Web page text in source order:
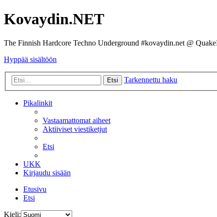
Kovaydin.NET
The Finnish Hardcore Techno Underground #kovaydin.net @
Hyppää sisältöön
Etsi Tarkennettu haku
Pikalinkit
Vastaamattomat aiheet
Aktiiviset viestiketjut
Etsi
UKK
Kirjaudu sisään
Etusivu
Etsi
Kieli: